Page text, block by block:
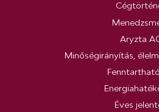
Aryzta
Minőségirányítás,
Éves